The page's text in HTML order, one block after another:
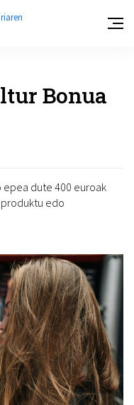
Bonua
dute 400 euroak
edo